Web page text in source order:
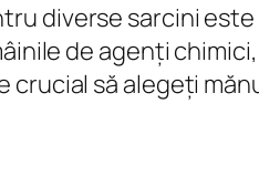
diverse sarcini
de agenți
să alegeți